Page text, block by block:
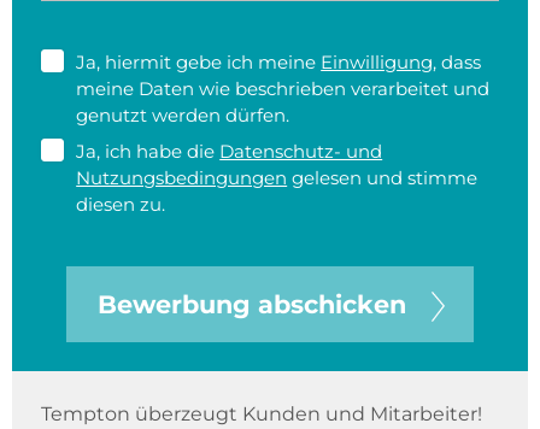
Ja, hiermit gebe ich meine Einwilligung, dass
meine Daten wie beschrieben verarbeitet und
genutzt werden dürfen.
Ja, ich habe die Datenschutz- und
Nutzungsbedingungen gelesen und stimme
diesen zu.
Bewerbung abschicken
Tempton überzeugt Kunden und Mitarbeiter!